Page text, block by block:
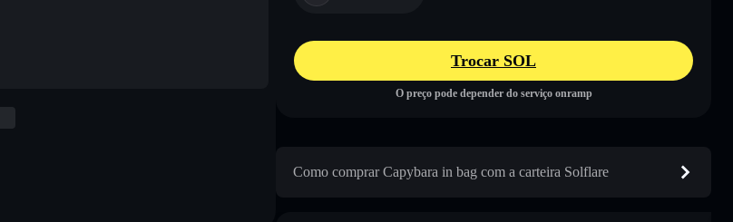
Trocar SOL
O preço pode depender do serviço onramp
Como comprar Capybara in bag com a carteira Solflare